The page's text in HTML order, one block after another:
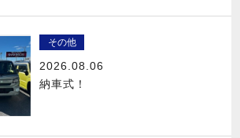
その他
2026.08.06
納車式！